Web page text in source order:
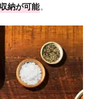
納が可能。